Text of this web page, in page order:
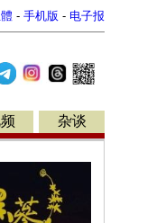
- 手机版 - 电子报
杂谈